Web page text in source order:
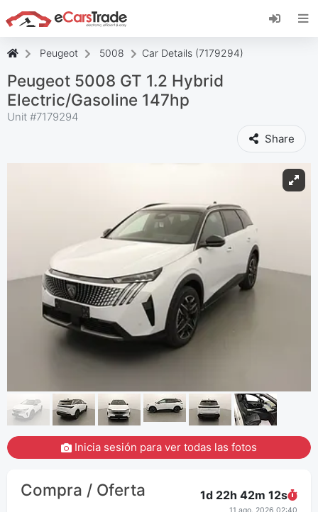
Instala la aplicación web de eCarsTrade,
añádela a tu pantalla de inicio y recibe
Peugeot 5008 Car Details (7179294)
Peugeot 5008 GT 1.2 Hybrid
Electric/Gasoline 147hp
Unit #7179294
Share
Inicia sesión para ver todas las fotos
Compra / Oferta 1d 22h 42m12s
11 ago. 2026 02:40